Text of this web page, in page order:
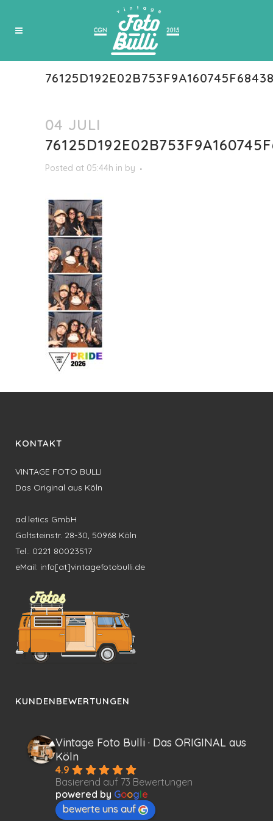
04 JULI
Posted at 05:44h in by
KONTAKT
VINTAGE FOTO BULLI
Das Original aus Köln
ad.letics GmbH
Goltsteinstr. 28-30, 50968 Köln
Tel.: 0221 80023517
eMail: info[at]vintagefotobulli.de
KUNDENBEWERTUNGEN
Vintage Foto Bulli · Das ORIGINAL aus
Köln
4.9
Basierend auf 73 Bewertungen
powered by Google
bewerte uns auf